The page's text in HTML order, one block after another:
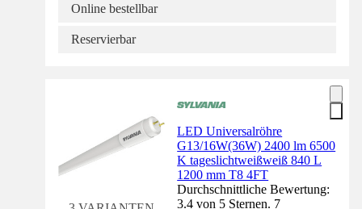
Online bestellbar
Reservierbar
LED Universalröhre
G13/16W(36W) 2400 lm 6500
K tageslichtweißweiß 840 L
1200 mm T8 4FT
Durchschnittliche Bewertung:
3.4 von 5 Sternen. 7